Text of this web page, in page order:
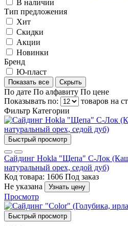
В наличии
Тип предложения
Хит
Скидки
Акции
Новинки
Бренд
Ю-пласт
Показать все Скрыть
По дате По алфавиту По цене
Показывать по:
товаров на
Фильтр Категории
Быстрый просмотр
Сайдинг Hokla "Щепа" C-Лок
натуральный орех, седой дуб)
Код товара: 1606 Под заказ
Не указана
Узнать цену
Просмотр
Быстрый просмотр